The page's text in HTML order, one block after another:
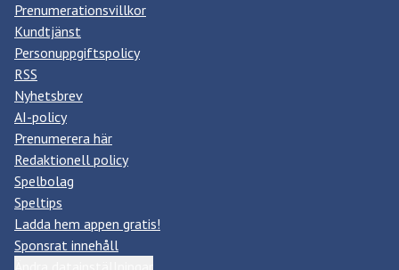
Prenumerationsvillkor
Kundtjänst
Personuppgiftspolicy
RSS
Nyhetsbrev
AI-policy
Prenumerera här
Redaktionell policy
Spelbolag
Speltips
Ladda hem appen gratis!
Sponsrat innehåll